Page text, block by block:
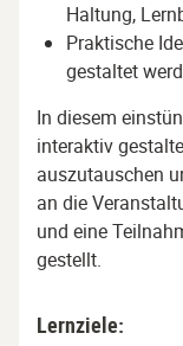
Haltung,
Praktische
gestaltet
In diesem
interaktiv
auszutauschen
an die
und eine
gestellt.
Lernziele: